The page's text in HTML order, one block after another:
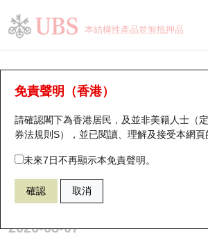
本結構性產品並無抵押品
免責聲明（香港）
請確認閣下為香港居民，及並非美籍人士（
券法規則S），並已閱讀、理解及接受本網頁
未來7日不再顯示本免責聲明。
確認 取消
牛熊證分析儀
表現 街貨統計 比較
69609 瑞銀牛證 HSI 恒生指數
2026-08-07
瑞銀認股證一覽
新發行瑞銀認股證
即將到期認股證
認股證到期結算價查詢
認股證分析儀
街貨統計
比較
牛熊全景快搜
牛熊證搜尋
牛熊證街貨分佈圖
正股牛熊證列表
新發行瑞銀牛熊證
街貨統計
比較
十大升幅/跌幅
十大認股證成交分佈
十天股證佔大市成交
資金流
街貨統計
正股分析儀
二十大活躍股份
恒指成份股
國指成份股
科指成份股
持股比重
顯示所有持股比重
每月輪證大市專題
輪證專欄
講座及教育短片
認股證投資者教育
牛熊證投資者教育